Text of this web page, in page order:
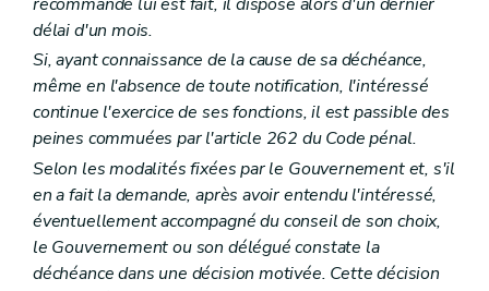
Sous-section 3 Droit à l'information
Art. L2212-28
Art. L2212-29
Art. L2212-30
Art. L2212-31
Sous-section 4 Attributions du conseil provincial
Art. L2212-32
Art. L2212-33
Art. L2212-34
Art. L2212-35
Art. L2212-36
délai d'un mois.
Si, ayant connaissance de la cause de sa déchéance,
même en l'absence de toute notification, l'intéressé
continue l'exercice de ses fonctions, il est passible des
peines commuées par l'article 262 du Code pénal.
Selon les modalités fixées par le Gouvernement et, s'il
en a fait la demande, après avoir entendu l'intéressé,
éventuellement accompagné du conseil de son choix,
le Gouvernement ou son délégué constate la
déchéance dans une décision motivée. Cette décision